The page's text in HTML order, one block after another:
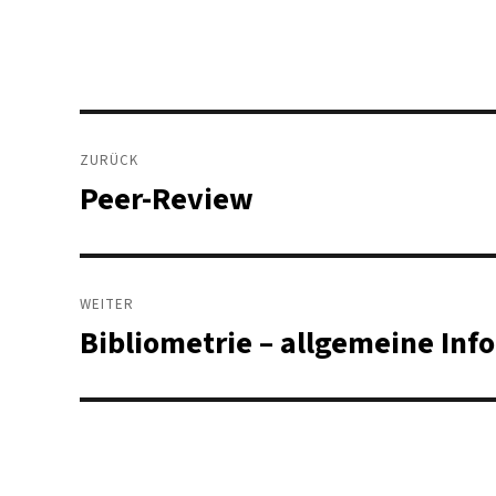
Beitragsnavigation
ZURÜCK
Vorheriger
Peer-Review
WEITER
Nächster
Bibliometrie – allgemeine